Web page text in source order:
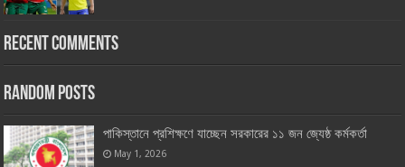
Recent Comments
Random Posts
পাকিস্তানে প্রশিক্ষণে যাচ্ছেন সরকারের ১১ জন জ্যেষ্ঠ কর্মকর্তা
May 1, 2026